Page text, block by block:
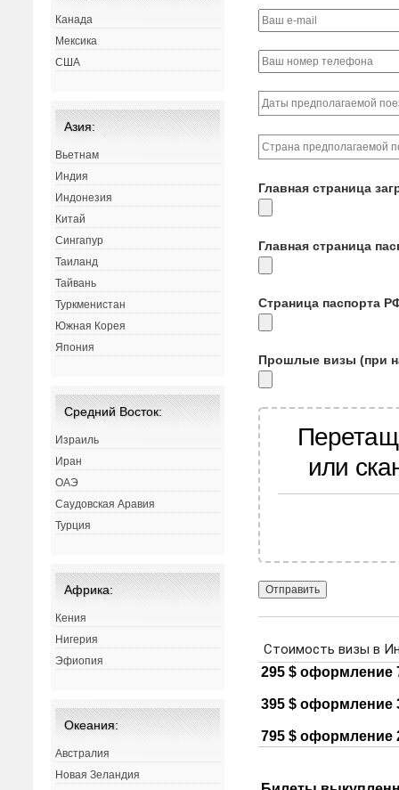
Главная страница
Главная страница
Страница паспорта
Прошлые визы (при
или
Канада
Мексика
США
Азия:
Вьетнам
Индия
Индонезия
Китай
Сингапур
Таиланд
Тайвань
Туркменистан
Южная Корея
Япония
Средний Восток:
Израиль
Иран
ОАЭ
Саудовская Аравия
Турция
Африка:
Кения
Нигерия
Эфиопия
Океания:
Австралия
Новая Зеландия